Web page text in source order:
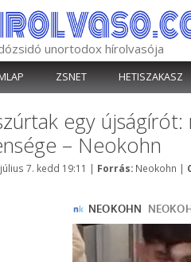
unortodox hírolvasója
ZSNET HETISZAKASZ
egy
– Neokohn
7. kedd 19:11 | Forrás: Kategória
Neokohn |